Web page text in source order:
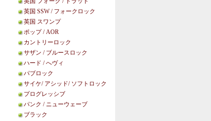
英国 SSW / フォークロック
英国 スワンプ
ポップ / AOR
カントリーロック
サザン / ブルースロック
ハード / へヴィ
パブロック
サイケ/ アシッド/ ソフトロック
プログレッシブ
パンク / ニューウェーブ
ブラック